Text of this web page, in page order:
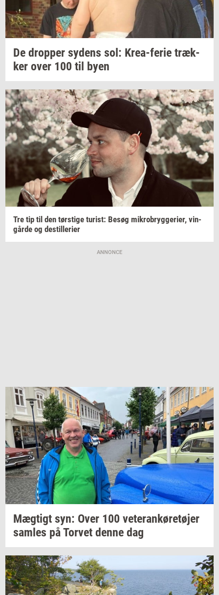
De drop­per sy­dens sol: Krea-​ferie træk­
ker over 100 til byen
Tre tip til den tørsti­ge turist: Besøg mi­kro­bryg­ge­ri­er, vin­
går­de og destil­le­ri­er
ANNONCE
Mæg­tigt syn: Over 100 ve­te­ran­kø­re­tø­jer
sam­les påTor­vet denne dag